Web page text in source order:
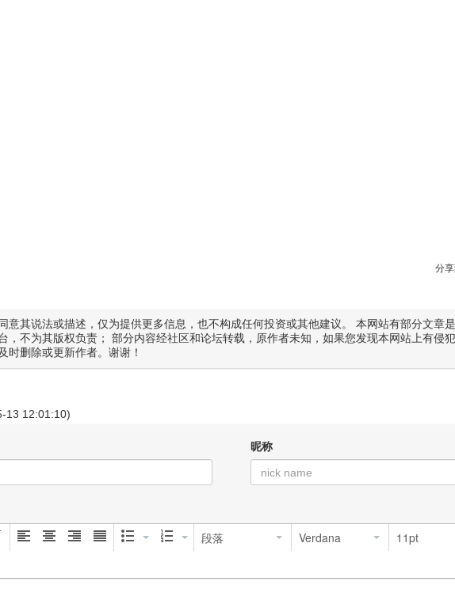
分
意其说法或描述，仅为提供更多信息，也不构成任何投资或其他建议。 本网站有部分文章
，不为其版权负责； 部分内容经社区和论坛转载，原作者未知，如果您发现本网站上有侵
时删除或更新作者。谢谢！
13 12:01:10)
昵称
段落 Verdana 11pt